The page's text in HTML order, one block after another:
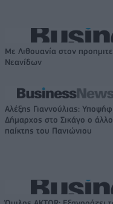
Με Λιθουανία στον
Νεανίδων
Αλέξης Γιαννούλιας:
Δήμαρχος στο Σικάγο ο
παίκτης του Πανιώνιου